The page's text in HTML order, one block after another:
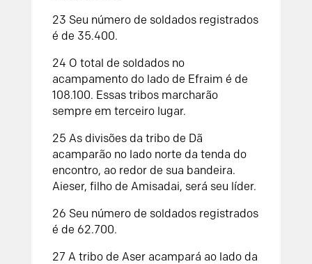
23 Seu número de soldados registrados
é de 35.400.
24 O total de soldados no
acampamento do lado de Efraim é de
108.100. Essas tribos marcharão
sempre em terceiro lugar.
25 As divisões da tribo de Dã
acamparão no lado norte da tenda do
encontro, ao redor de sua bandeira.
Aieser, filho de Amisadai, será seu líder.
26 Seu número de soldados registrados
é de 62.700.
27 A tribo de Aser acampará ao lado da